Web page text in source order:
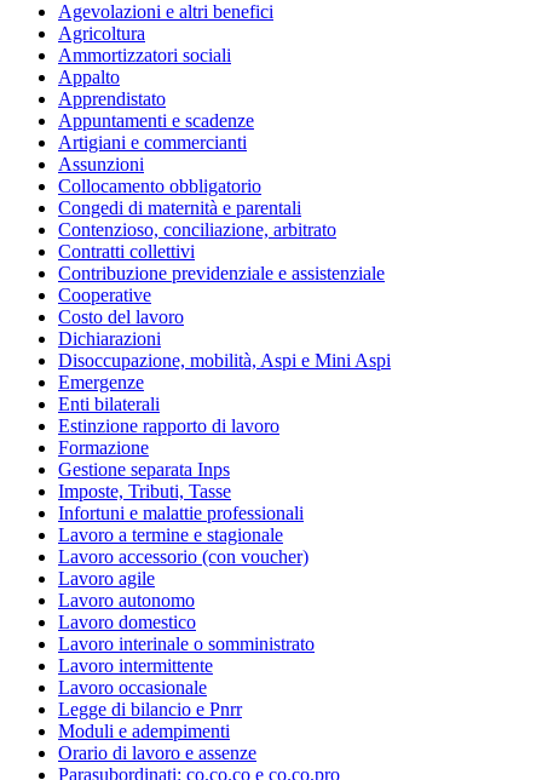
Agevolazioni e altri benefici
Agricoltura
Ammortizzatori sociali
Appalto
Apprendistato
Appuntamenti e scadenze
Artigiani e commercianti
Assunzioni
Collocamento obbligatorio
Congedi di maternità e parentali
Contenzioso, conciliazione, arbitrato
Contratti collettivi
Contribuzione previdenziale e assistenziale
Cooperative
Costo del lavoro
Dichiarazioni
Disoccupazione, mobilità, Aspi e Mini Aspi
Emergenze
Enti bilaterali
Estinzione rapporto di lavoro
Formazione
Gestione separata Inps
Imposte, Tributi, Tasse
Infortuni e malattie professionali
Lavoro a termine e stagionale
Lavoro accessorio (con voucher)
Lavoro agile
Lavoro autonomo
Lavoro domestico
Lavoro interinale o somministrato
Lavoro intermittente
Lavoro occasionale
Legge di bilancio e Pnrr
Moduli e adempimenti
Orario di lavoro e assenze
Parasubordinati: co.co.co e co.co.pro